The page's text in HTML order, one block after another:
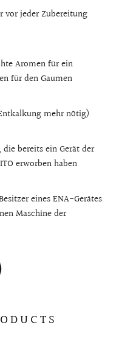
vor jeder Zubereitung
Aromen für ein
für den Gaumen
mehr nötig)
bereits ein Gerät der
erworben haben
eines ENA-Gerätes
Maschine der